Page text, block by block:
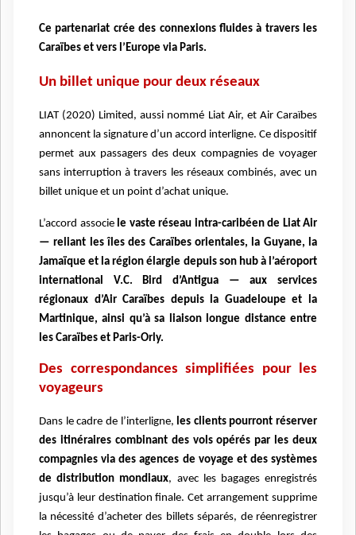
Ce partenariat crée des connexions fluides à travers les
Caraïbes et vers l’Europe via Paris.
Un billet unique pour deux réseaux
LIAT (2020) Limited, aussi nommé Liat Air, et Air Caraïbes
annoncent la signature d’un accord interligne. Ce dispositif
permet aux passagers des deux compagnies de voyager
sans interruption à travers les réseaux combinés, avec un
billet unique et un point d’achat unique.
L’accord associe le vaste réseau intra-caribéen de Liat Air
— reliant les îles des Caraïbes orientales, la Guyane, la
Jamaïque et la région élargie depuis son hub à l’aéroport
international V.C. Bird d’Antigua — aux services
régionaux d’Air Caraïbes depuis la Guadeloupe et la
Martinique, ainsi qu’à sa liaison longue distance entre
les Caraïbes et Paris-Orly.
Des correspondances simplifiées pour les
voyageurs
Dans le cadre de l’interligne, les clients pourront réserver
des itinéraires combinant des vols opérés par les deux
compagnies via des agences de voyage et des systèmes
de distribution mondiaux, avec les bagages enregistrés
jusqu’à leur destination finale. Cet arrangement supprime
la nécessité d’acheter des billets séparés, de réenregistrer